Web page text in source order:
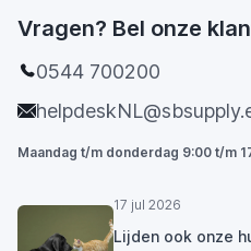
Vragen? Bel onze
0544 700200
Maandag t/m donderdag 9:00 t/m
17 jul 2026
Lijden ook onze